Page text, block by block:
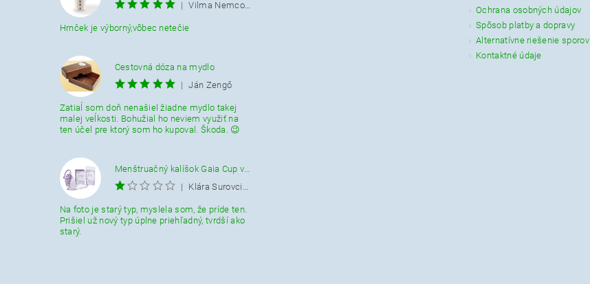
|
Vilma Nemcová
Hrnček je výborný,vôbec netečie
Cestovná dóza na mydlo
|
Ján Zengő
Zatiaĺ som doň nenašiel žiadne mydlo takej
malej veĺkosti. Bohužial ho neviem využiť na
ten účel pre ktorý som ho kupoval. Škoda. 😉
|
Klára Surovcikova
Na foto je starý typ, myslela som, že príde ten.
Prišiel už nový typ úplne priehľadný, tvrdší ako
starý.
Ochrana osobných údajov
Spôsob platby a dopravy
Alternatívne riešenie sporov
Kontaktné údaje